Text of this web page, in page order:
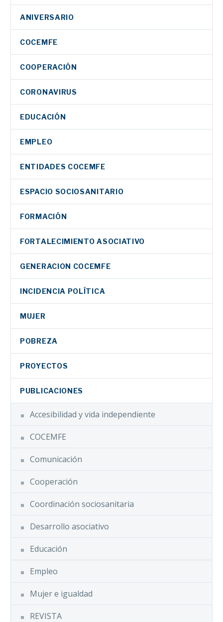
ANIVERSARIO
COCEMFE
COOPERACIÓN
CORONAVIRUS
EDUCACIÓN
EMPLEO
ENTIDADES COCEMFE
ESPACIO SOCIOSANITARIO
FORMACIÓN
FORTALECIMIENTO ASOCIATIVO
GENERACION COCEMFE
INCIDENCIA POLÍTICA
MUJER
POBREZA
PROYECTOS
PUBLICACIONES
Accesibilidad y vida independiente
COCEMFE
Comunicación
Cooperación
Coordinación sociosanitaria
Desarrollo asociativo
Educación
Empleo
Mujer e igualdad
REVISTA